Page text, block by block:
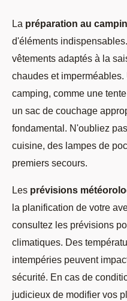
La préparation au
d'éléments
vêtements adaptés à la
chaudes et
camping, comme une
un sac de couchage
fondamental. N'oubliez
cuisine, des lampes de
premiers secours.
Les prévisions
la planification de votre
consultez les prévisions
climatiques. Des
intempéries peuvent
sécurité. En cas de
judicieux de modifier vos